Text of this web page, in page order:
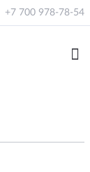
+7 700 978-78-54